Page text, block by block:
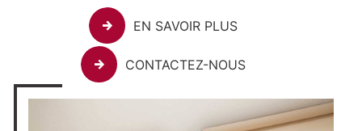
EN SAVOIR PLUS
CONTACTEZ-NOUS